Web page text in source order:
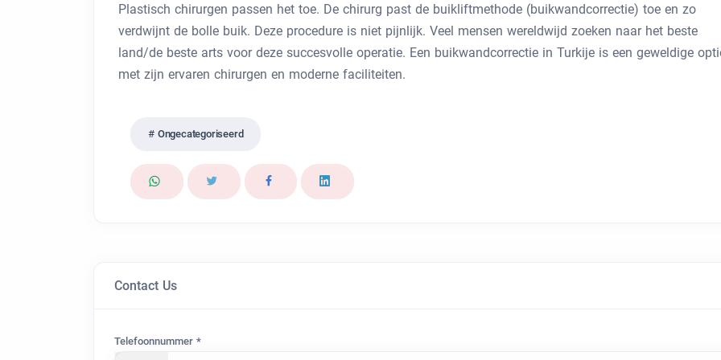
Plastisch chirurgen passen het toe. De chirurg past de buikliftmethode (buikwandcorrectie) toe en zo
verdwijnt de bolle buik. Deze procedure is niet pijnlijk. Veel mensen wereldwijd zoeken naar het beste
land/de beste arts voor deze succesvolle operatie. Een buikwandcorrectie in Turkije is een geweldige
met zijn ervaren chirurgen en moderne faciliteiten.
Ongecategoriseerd
Contact Us
Telefoonnummer *